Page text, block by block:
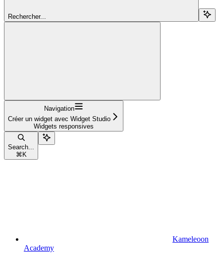
Rechercher...
Navigation
Créer un widget avec Widget Studio
Widgets responsives
Search...
⌘ K
Kameleoon
Academy